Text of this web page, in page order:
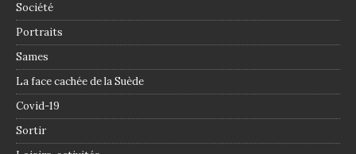
Société
Portraits
Sames
La face cachée de la Suède
Covid-19
Sortir